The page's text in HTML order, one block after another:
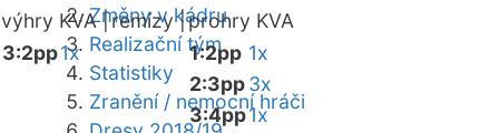
Změny v kádru
Realizační tým
Statistiky
Zranění / nemocní hráči
výhry KVA |remízy |prohry KVA
3:2pp1x 1:2pp 1x
2:3pp3x
3:4pp1x